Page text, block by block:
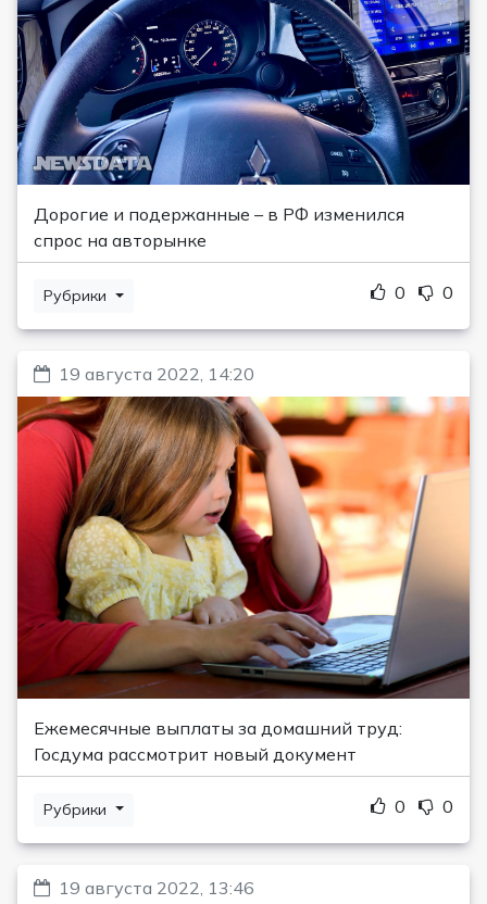
Дорогие и подержанные – в РФ изменился
спрос на авторынке
Рубрики 0 0
19 августа 2022, 14:20
Ежемесячные выплаты за домашний труд:
Госдума рассмотрит новый документ
Рубрики 0 0
19 августа 2022, 13:46